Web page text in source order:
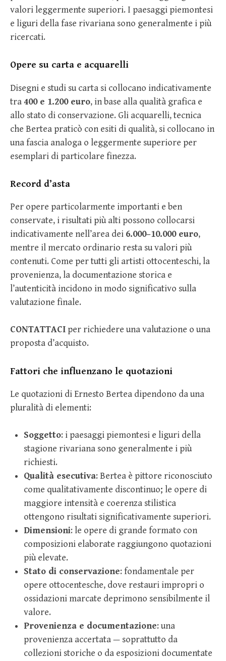
valori leggermente superiori. I paesaggi piemontesi
e liguri della fase rivariana sono generalmente i più
ricercati.
Opere su carta e acquarelli
Disegni e studi su carta si collocano indicativamente
tra400 e 1.200 euro, in base alla qualità grafica e
allo stato di conservazione. Gli acquarelli, tecnica
che Bertea praticò con esiti di qualità, si collocano in
una fascia analoga o leggermente superiore per
esemplari di particolare finezza.
Record d’asta
Per opere particolarmente importanti e ben
conservate, i risultati più alti possono collocarsi
indicativamente nell’area dei 6.000–10.000 euro,
mentre il mercato ordinario resta su valori più
contenuti. Come per tutti gli artisti ottocenteschi, la
provenienza, la documentazione storica e
l’autenticità incidono in modo significativo sulla
valutazione finale.
CONTATTACI per richiedere una valutazione o una
proposta d’acquisto.
Fattori che influenzano le quotazioni
Le quotazioni di Ernesto Bertea dipendono da una
pluralità di elementi:
Soggetto: i paesaggi piemontesi e liguri della
stagione rivariana sono generalmente i più
richiesti.
Qualità esecutiva: Bertea è pittore riconosciuto
come qualitativamente discontinuo; le opere di
maggiore intensità e coerenza stilistica
ottengono risultati significativamente superiori.
Dimensioni: le opere di grande formato con
composizioni elaborate raggiungono quotazioni
più elevate.
Stato di conservazione: fondamentale per
opere ottocentesche, dove restauri impropri o
ossidazioni marcate deprimono sensibilmente il
valore.
Provenienza e documentazione: una
provenienza accertata — soprattutto da
collezioni storiche o da esposizioni documentate